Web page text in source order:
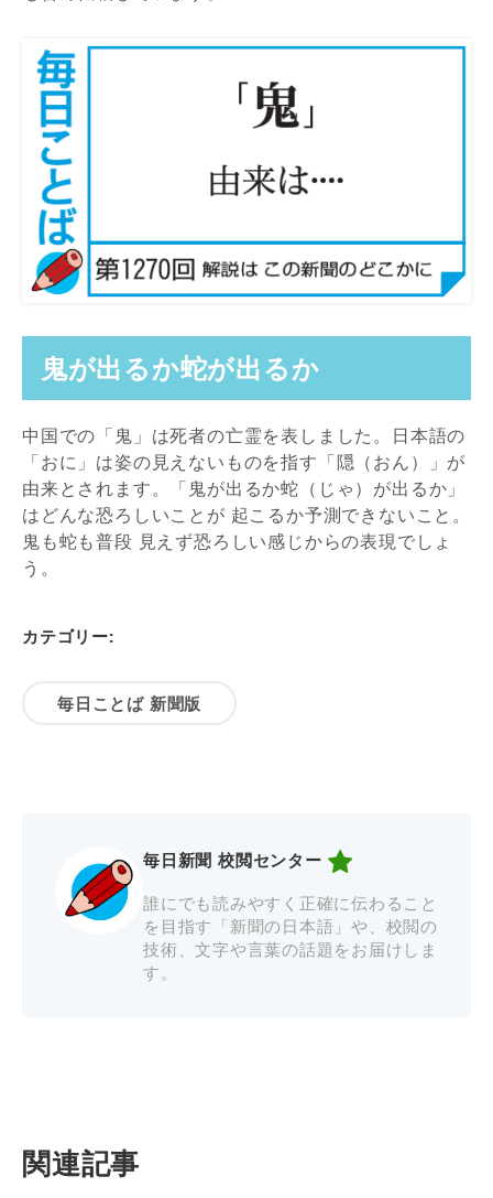
鬼が出るか蛇が出るか
中国での「鬼」は死者の亡霊を表しました。日本語の
「おに」は姿の見えないものを指す「隠（おん）」が
由来とされます。「鬼が出るか蛇（じゃ）が出るか」
はどんな恐ろしいことが 起こるか予測できないこと。
鬼も蛇も普段 見えず恐ろしい感じからの表現でしょ
う。
カテゴリー:
毎日ことば 新聞版
毎日新聞 校閲センター
誰にでも読みやすく正確に伝わること
を目指す「新聞の日本語」や、校閲の
技術、文字や言葉の話題をお届けしま
す。
関連記事